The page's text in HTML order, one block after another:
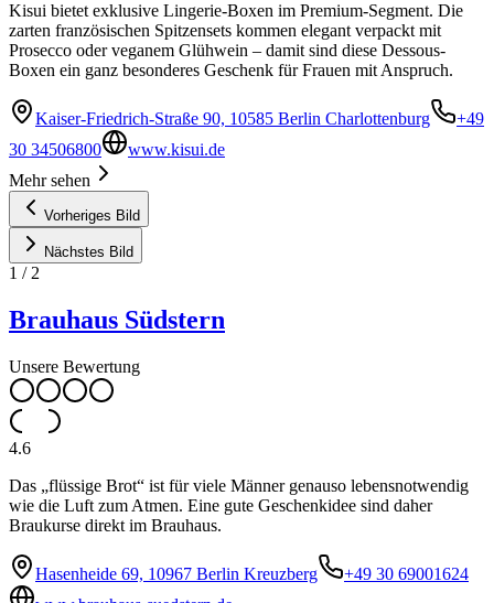
Kisui bietet exklusive Lingerie-Boxen im Premium-Segment. Die
zarten französischen Spitzensets kommen elegant verpackt mit
Prosecco oder veganem Glühwein – damit sind diese Dessous-
Boxen ein ganz besonderes Geschenk für Frauen mit Anspruch.
Kaiser-Friedrich-Straße 90, 10585 Berlin Charlottenburg
+49
30 34506800
www.kisui.de
Mehr sehen
Vorheriges Bild
Nächstes Bild
1 / 2
Brauhaus Südstern
Unsere Bewertung
4.6
Das „flüssige Brot“ ist für viele Männer genauso lebensnotwendig
wie die Luft zum Atmen. Eine gute Geschenkidee sind daher
Braukurse direkt im Brauhaus.
Hasenheide 69, 10967 Berlin Kreuzberg
+49 30 69001624